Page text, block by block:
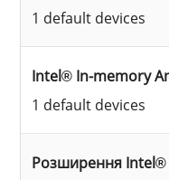
1 default devices
Intel® In-memory
1 default devices
Розширення Intel®